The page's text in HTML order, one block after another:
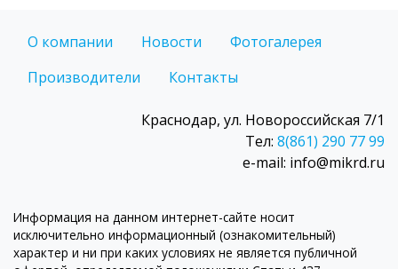
О компании Новости
Фотогалерея
Производители
Контакты
Краснодар, ул. Новороссийская 7/1
Тел: 8(861) 290 77 99
e-mail: info@mikrd.ru
Информация на данном интернет-сайте носит
исключительно информационный (ознакомительный)
характер и ни при каких условиях не является публичной